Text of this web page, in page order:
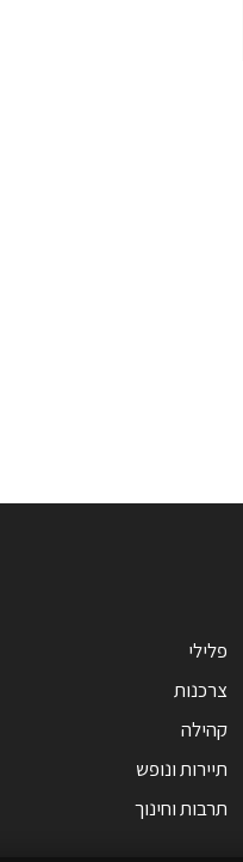
פלילי
צרכנות
קהילה
תיירות ונופש
תרבות וחינוך